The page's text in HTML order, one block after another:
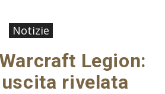
Notizie
Legion:
rivelata